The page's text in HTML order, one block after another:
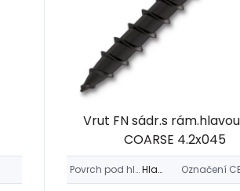
Vrut FN sádr.s
COARSE 4.2x045
Povrch pod hlavou Hladký Označení